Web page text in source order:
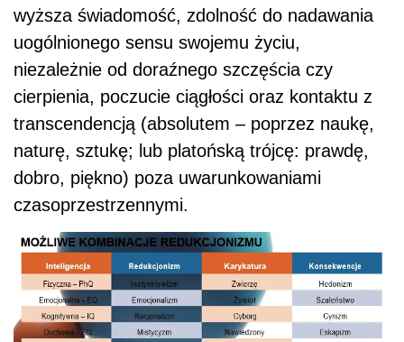
wyższa świadomość, zdolność do nadawania
uogólnionego sensu swojemu życiu,
niezależnie od doraźnego szczęścia czy
cierpienia, poczucie ciągłości oraz kontaktu z
transcendencją (absolutem – poprzez naukę,
naturę, sztukę; lub platońską trójcę: prawdę,
dobro, piękno) poza uwarunkowaniami
czasoprzestrzennymi.